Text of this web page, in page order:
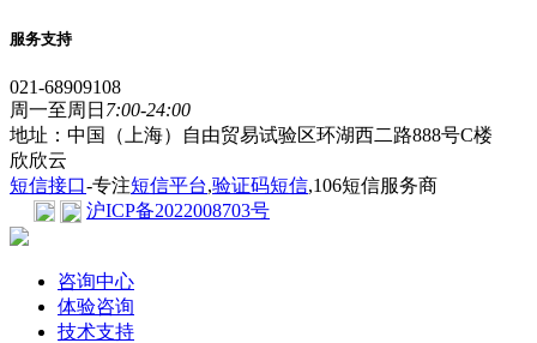
服务支持
021-68909108
周一至周日 7:00-24:00
地址：中国（上海）自由贸易试验区环湖西二路888号C楼
欣欣云
短信接口-专注短信平台,验证码短信,106短信服务商
沪ICP备2022008703号
咨询中心
体验咨询
技术支持